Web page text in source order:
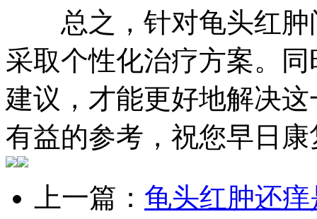
总之，针对龟头红肿
采取个性化治疗方案。
建议，才能更好地解决
有益的参考，祝您早日康
上一篇： 龟头红肿还